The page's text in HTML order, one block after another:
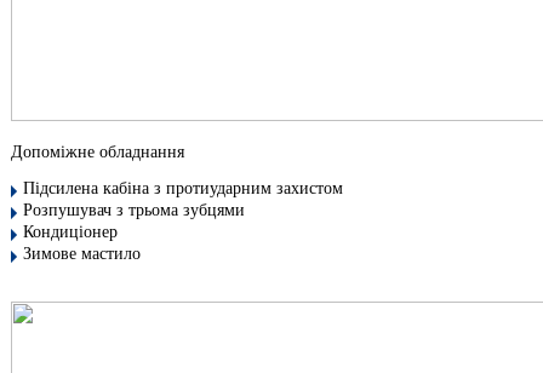
Допоміжне обладнання
Підсилена кабіна з протиударним захистом
Розпушувач з трьома зубцями
Кондиціонер
Зимове мастило